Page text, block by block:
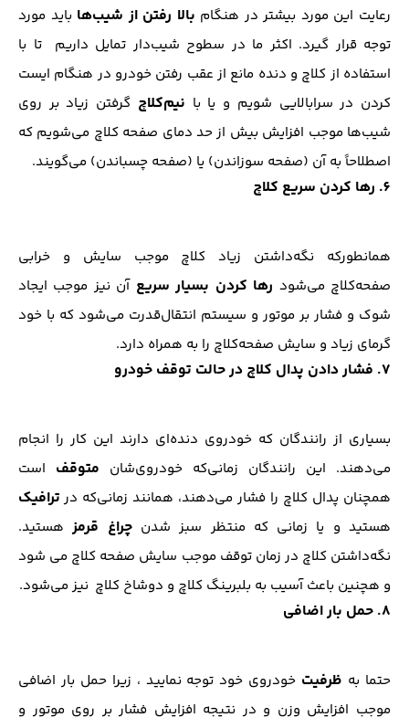
رعایت این مورد بیشتر در هنگام بالا رفتن از شیب‌ها باید مورد
توجه قرار گیرد. اکثر ما در سطوح شیب‌دار تمایل داریم تا با
استفاده از کلاچ و دنده مانع از عقب رفتن خودرو در هنگام ایست
کردن در سرابالایی شویم و یا با نیم‌کلاچ گرفتن زیاد بر روی
شیب‌ها موجب افزایش بیش‌ از‌ حد دمای صفحه کلاچ می‌شویم که
اصطلاحاً به آن (صفحه سوزاندن) یا (صفحه چسباندن) می‌گویند.
6. رها کردن سریع کلاچ
همانطور‌که نگه‌داشتن زیاد کلاچ موجب سایش و خرابی
صفحه‌کلاچ می‌شود رها کردن بسیار سریع آن نیز موجب ایجاد
شوک و فشار بر موتور و سیستم انتقال‌قدرت می‌شود که با خود
گرمای زیاد و سایش صفحه‌کلاچ را به همراه دارد.
7. فشار دادن پدال کلاچ در حالت توقف خودرو
بسیاری از رانندگان که خودروی دنده‌ای دارند این کار را انجام
می‌دهند. این رانندگان زمانی‌که خودروی‌شان متوقف است
همچنان پدال کلاچ را فشار می‌دهند، همانند زمانی‌که درترافیک
هستید و یا زمانی که منتظر سبز شدنچراغ قرمزهستید.
نگه‌داشتن کلاچ در زمان توقف موجب سایش صفحه کلاچ می شود
و هچنین باعث آسیب به بلبرینگ کلاچ و دوشاخ کلاچ نیز می‌شود.
8. حمل بار اضافی
حتما به ظرفیت خودروی خود توجه نمایید ، زیرا حمل بار اضافی
موجب افزایش وزن و در نتیجه افزایش فشار بر روی موتور و